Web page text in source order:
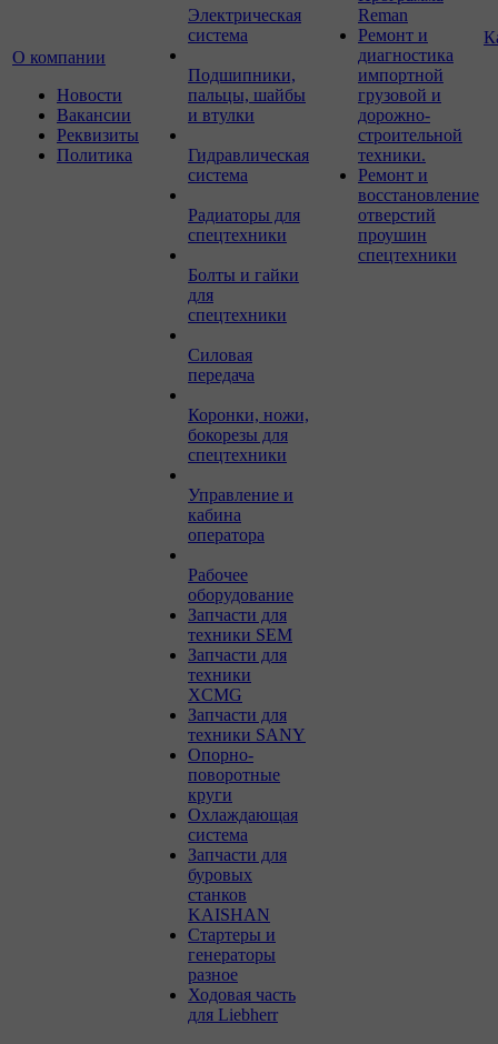
О компании
Новости
Вакансии
Реквизиты
Политика
Электрическая
система
Подшипники,
пальцы, шайбы
и втулки
Гидравлическая
система
Радиаторы для
спецтехники
Болты и гайки
для
спецтехники
Силовая
передача
Коронки, ножи,
бокорезы для
спецтехники
Управление и
кабина
оператора
Рабочее
оборудование
Запчасти для
техники SEM
Запчасти для
техники
XCMG
Запчасти для
техники SANY
Опорно-
поворотные
круги
Охлаждающая
система
Запчасти для
буровых
станков
KAISHAN
Стартеры и
генераторы
разное
Ходовая часть
для Liebherr
Reman
Ремонт и
диагностика
импортной
грузовой и
дорожно-
строительной
техники.
Ремонт и
восстановление
отверстий
проушин
спецтехники